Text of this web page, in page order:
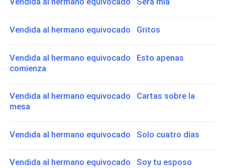
Vendida al hermano equivocado Gritos
Vendida al hermano equivocado Esto apenas
comienza
Vendida al hermano equivocado Cartas sobre la
mesa
Vendida al hermano equivocado Solo cuatro días
Vendida al hermano equivocado Soy tu esposo